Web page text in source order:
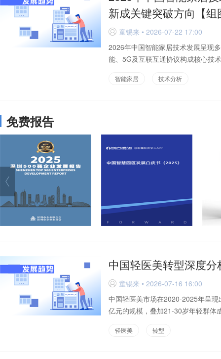
新成关键突破方向【组
D 童锡来 • 2026-07-22 17:00
2026年中国智能家居技术发展呈现
能、5G及互联互通协议构成核心技
智能家居 技术分析
免费报告
中国轻医美转型深度
D 童锡来 • 2026-07-16 16:00
中国轻医美市场在2020-2025年呈
亿元的规模，叠加21-30岁年轻群体
轻医美 转型